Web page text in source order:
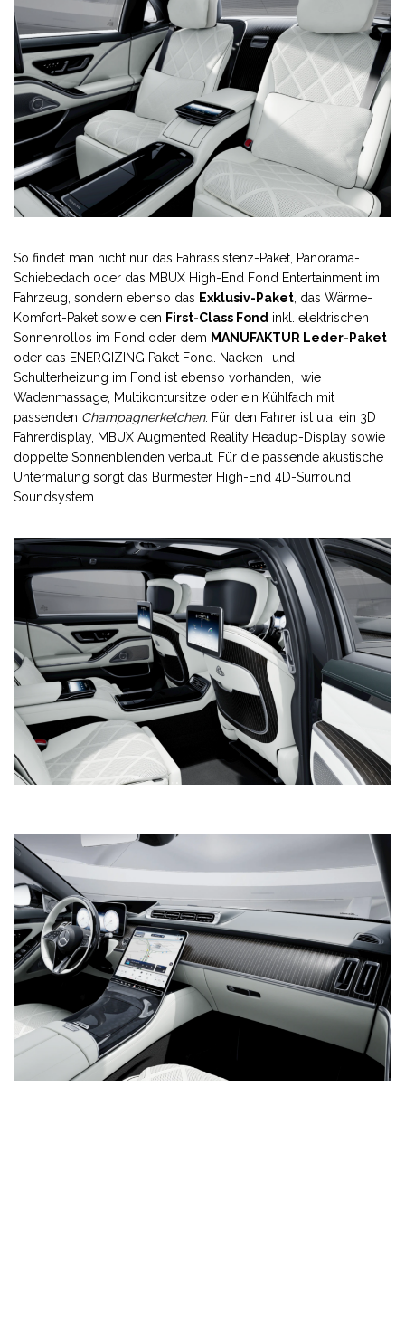
So findet man nicht nur das Fahrassistenz-Paket, Panorama-
Schiebedach oder das MBUX High-End Fond Entertainment im
Fahrzeug, sondern ebenso das Exklusiv-Paket , das Wärme-
Komfort-Paket sowie den First-Class Fond inkl. elektrischen
Sonnenrollos im Fond oder dem MANUFAKTUR Leder-Paket
oder das ENERGIZING Paket Fond. Nacken- und
Schulterheizung im Fond ist ebenso vorhanden, wie
Wadenmassage, Multikontursitze oder ein Kühlfach mit
passenden Champagnerkelchen. Für den Fahrer ist u.a. ein 3D
Fahrerdisplay, MBUX Augmented Reality Headup-Display sowie
doppelte Sonnenblenden verbaut. Für die passende akustische
Untermalung sorgt das Burmester High-End 4D-Surround
Soundsystem.